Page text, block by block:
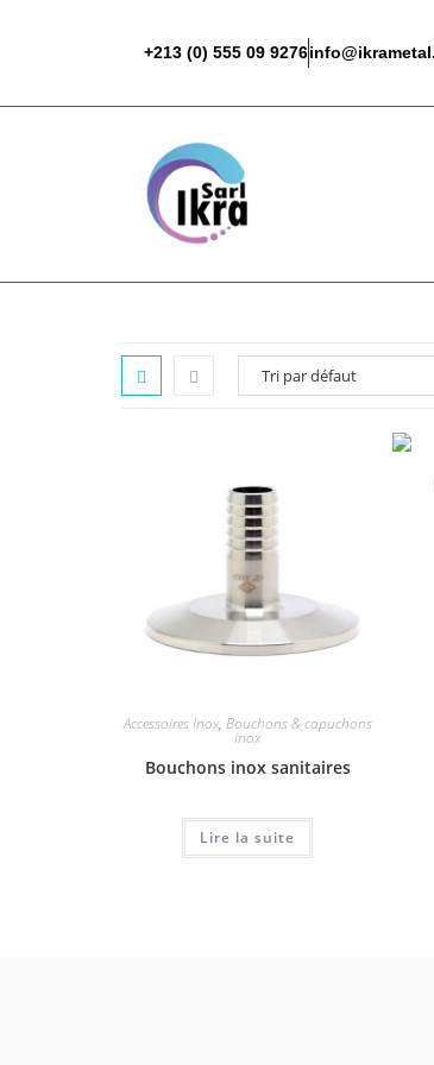
+213 (0) 555 09 9276
Accessoires Inox, Bouchons & capuchons
inox
Bouchons inox sanitaires
Lire la suite